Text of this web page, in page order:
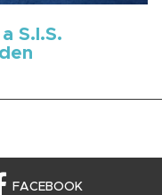
S.I.S.
FACEBOOK